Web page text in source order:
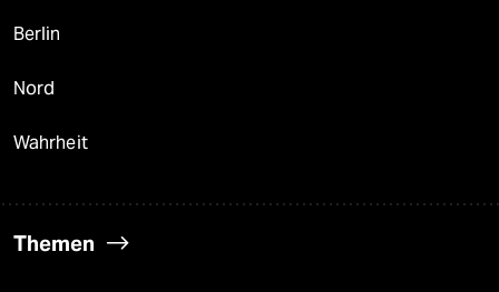
Berlin
Nord
Wahrheit
Themen